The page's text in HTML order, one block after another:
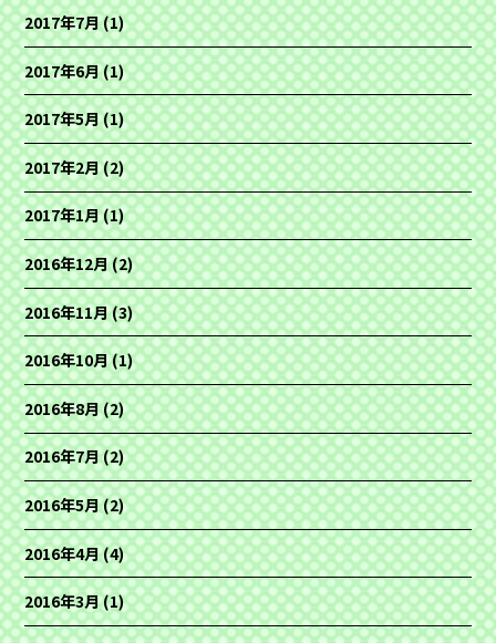
2017年7月(1)
2017年6月(1)
2017年5月(1)
2017年2月(2)
2017年1月(1)
2016年12月(2)
2016年11月(3)
2016年10月(1)
2016年8月(2)
2016年7月(2)
2016年5月(2)
2016年4月(4)
2016年3月(1)